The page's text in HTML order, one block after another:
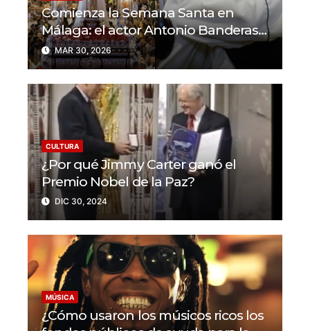
Comienza la Semana Santa en
Málaga: el actor Antonio Banderas
se une a la celebración
MAR 30, 2026
CULTURA
¿Por qué Jimmy Carter ganó el
Premio Nobel de la Paz?
DIC 30, 2024
MÚSICA
¿Cómo usaron los músicos ricos los